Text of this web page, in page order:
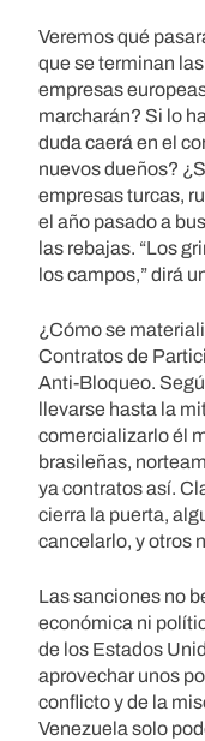
Veremos qué
que se terminan
empresas
marcharán? Si lo
duda caerá en el
nuevos dueños?
empresas turcas,
el año pasado a
las rebajas. “Los
los campos,” dirá
¿Cómo se
Contratos de
Anti-Bloqueo.
llevarse hasta la
comercializarlo él
brasileñas,
ya contratos así.
cierra la puerta,
cancelarlo, y otros
Las sanciones no
económica ni
de los Estados
aprovechar unos
conflicto y de la
Venezuela solo